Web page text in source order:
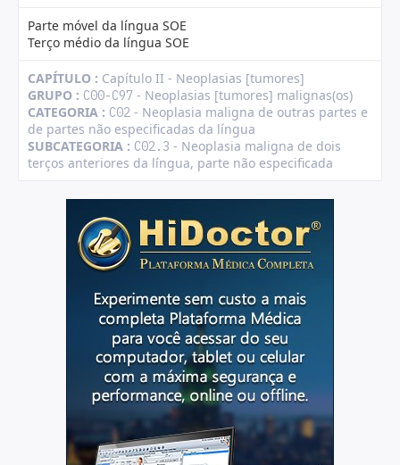
Parte móvel da língua SOE
Terço médio da língua SOE
CAPÍTULO : Capítulo II - Neoplasias [tumores]
GRUPO : C00-C97 - Neoplasias [tumores] malignas(os)
CATEGORIA : C02 - Neoplasia maligna de outras partes e
de partes não especificadas da língua
SUBCATEGORIA : C02.3 - Neoplasia maligna de dois
terços anteriores da língua, parte não especificada